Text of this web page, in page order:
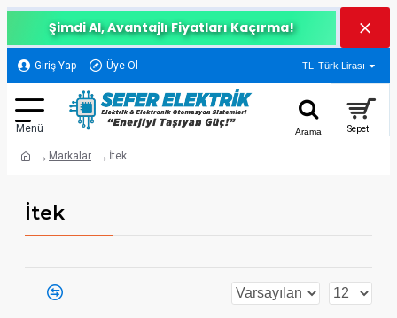
Şimdi Al, Avantajlı Fiyatları Kaçırma!
Giriş Yap Üye Ol TL Türk Lirası
Markalar İtek
İtek